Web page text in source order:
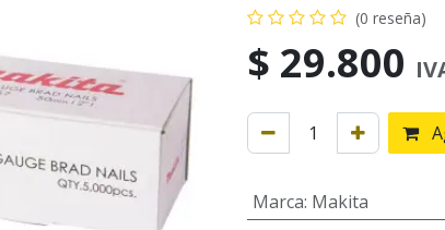
(0 reseña)
$ 29.800
Marca: Makita